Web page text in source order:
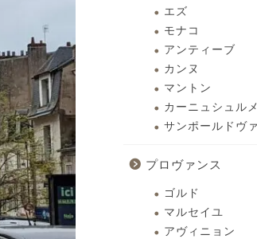
エズ
モナコ
アンティーブ
カンヌ
マントン
カーニュシュル
サンポールドヴ
プロヴァンス
ゴルド
マルセイユ
アヴィニョン